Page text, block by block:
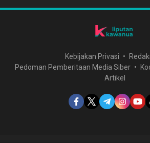
Kebijakan Privasi
Pedoman Pemberitaan Media Siber
Artikel